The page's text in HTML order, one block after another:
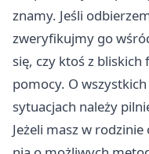
znamy. Jeśli
zweryfikujmy go
się, czy ktoś z
pomocy. O
sytuacjach należy
Jeżeli masz w